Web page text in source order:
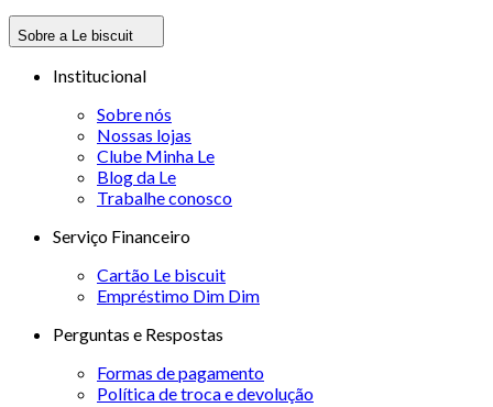
Sobre a Le biscuit
Institucional
Sobre nós
Nossas lojas
Clube Minha Le
Blog da Le
Trabalhe conosco
Serviço Financeiro
Cartão Le biscuit
Empréstimo Dim Dim
Perguntas e Respostas
Formas de pagamento
Política de troca e devolução